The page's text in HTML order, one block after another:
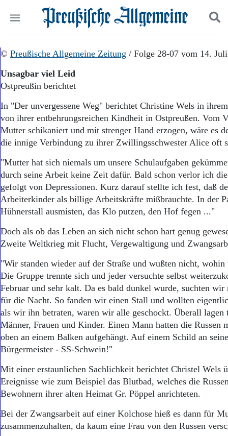
Start
Wer wir sind
Aktuelle Ausgabe
Abonnenten-Login
Abo Prämien
Archiv
Mediadaten
Politik
Leben
Geschichte
Ostpreußen
Pommern
Schlesien
Danzig und Westpreußen
Bücher
Kontakt
Impressum
Datenschutz
Suchen und finden
© Preußische Allgemeine Zeitung / Folge 28-07 vom 14.
Unsagbar viel Leid
Ostpreußin berichtet
In "Der unvergessene Weg" berichtet Christine Wels in
von ihrer entbehrungsreichen Kindheit in Ostpreußen. Vom
Mutter schikaniert und mit strenger Hand erzogen, wäre es
die innige Verbindung zu ihrer Zwillingsschwester Alice oft
"Mutter hat sich niemals um unsere Schulaufgaben
durch seine Arbeit keine Zeit dafür. Bald schon verlor ich
gefolgt von Depressionen. Kurz darauf stellte ich fest, daß
Arbeiterkinder als billige Arbeitskräfte mißbrauchte. In der
Hühnerstall ausmisten, das Klo putzen, den Hof fegen ..."
Doch als ob das Leben an sich nicht schon hart genug
Zweite Weltkrieg mit Flucht, Vergewaltigung und
"Wir standen wieder auf der Straße und wußten nicht,
Die Gruppe trennte sich und jeder versuchte selbst
Februar und sehr kalt. Da es bald dunkel wurde, suchten wir
für die Nacht. So fanden wir einen Stall und wollten
als wir ihn betraten, waren wir alle geschockt. Überall lagen
Männer, Frauen und Kinder. Einen Mann hatten die Russen
oben an einem Balken aufgehängt. Auf einem Schild an
Bürgermeister - SS-Schwein!"
Mit einer erstaunlichen Sachlichkeit berichtet Christel Wels
Ereignisse wie zum Beispiel das Blutbad, welches die
Bewohnern ihrer alten Heimat Gr. Pöppel anrichteten.
Bei der Zwangsarbeit auf einer Kolchose hieß es dann für
zusammenzuhalten, da kaum eine Frau von den Russen